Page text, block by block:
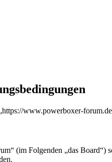
www.powerboxer-
(im Folgenden „das Board“)